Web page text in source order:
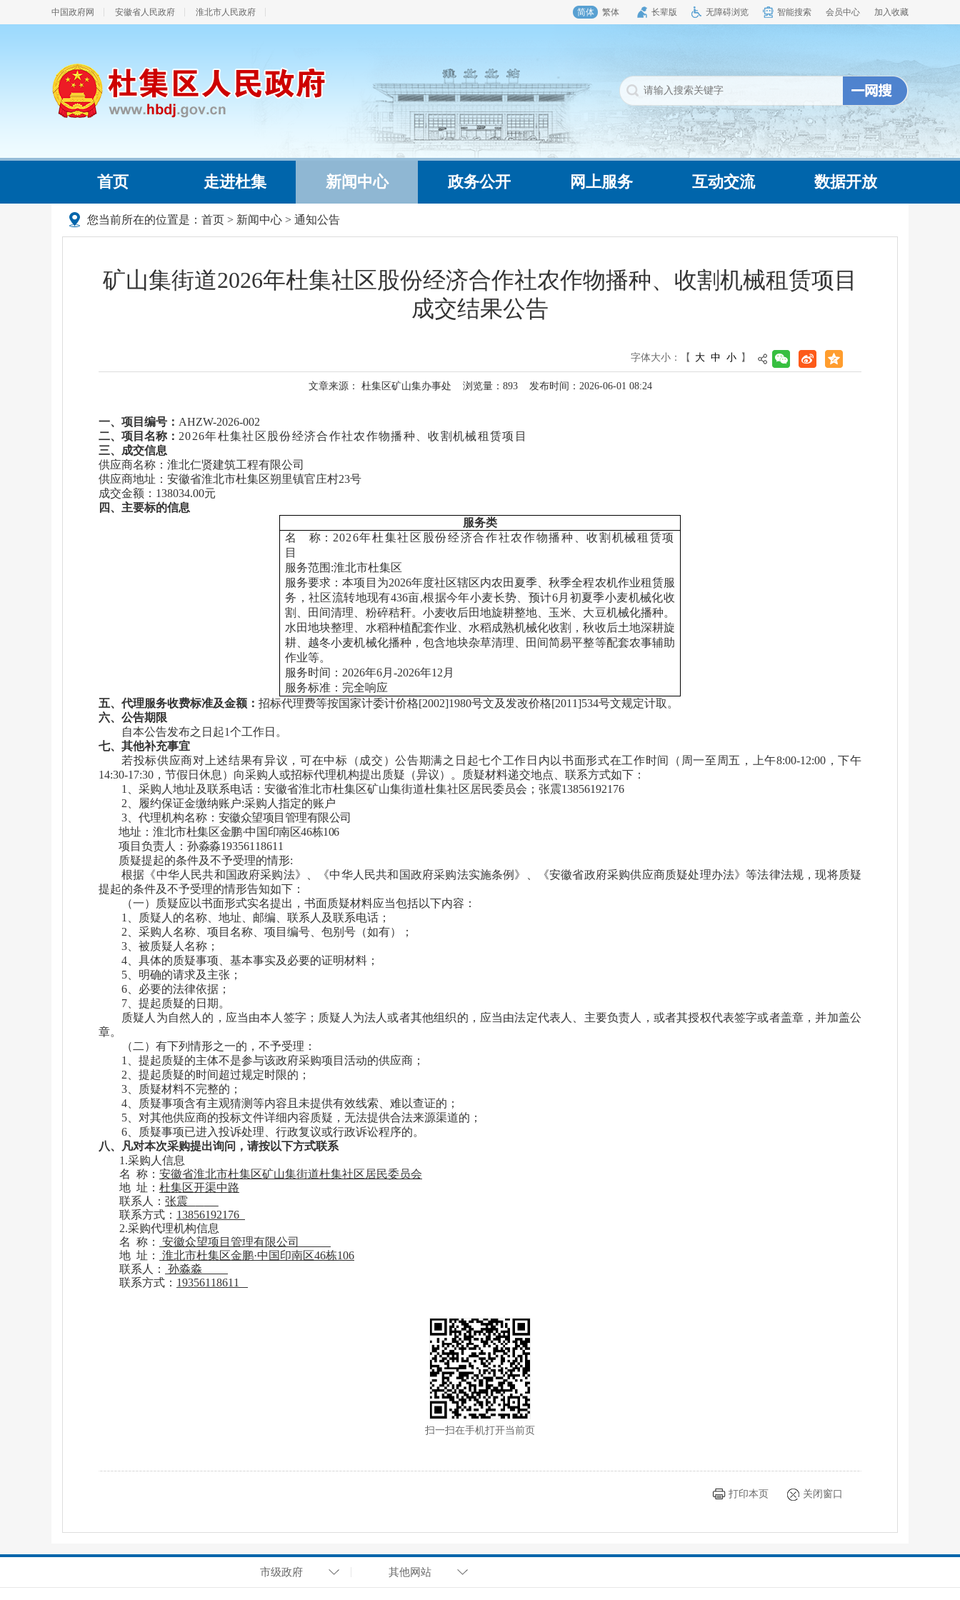
中国政府网 安徽省人民政府 淮北市人民政府 简体 繁体 长辈版 无障碍浏览 智能搜索 会员中心 加入收藏
首页 走进杜集 新闻中心 政务公开 网上服务 互动交流 数据开放
您当前所在的位置是： 首页 > 新闻中心 > 通知公告
矿山集街道2026年杜集社区股份经济合作社农作物播种、收割机械租赁项目
成交结果公告
字体大小： 【 大 中 小 】
文章来源： 杜集区矿山集办事处 浏览量： 893 发布时间：2026-06-01 08:24
一、 项目编号： AHZW-2026-002
二、 项目名称： 2026年杜集社区股份经济合作社农作物播种、收割机械租赁项目
三、成交信息
供应商名称：淮北仁贤建筑工程有限公司
供应商地址：安徽省淮北市杜集区朔里镇官庄村23号
成交金额：138034.00元
四、主要标的信息
服务类
名
称： 2026年杜集社区股份经济合作社农作物播种、收割机械租赁项
目
服务范围:淮北市杜集区
服务要求 ：本项目为2026年度社区辖区内农田夏季、秋季全程农机作业租赁服
务，社区流转地现有436亩,根据今年小麦长势、预计6月初夏季小麦机械化收
割、田间清理、粉碎秸秆。 小麦收后田地旋耕整地、玉米、大豆机械化播种。
水田地块整理、水稻种植配套作业、水稻成熟机械化收割 ，秋收后土地深耕旋
耕、越冬小麦机械化播种 ， 包含地块杂草清理、田间简易平整等配套农事辅助
作业等。
服务时间 ： 2026年6月-2026年12月
服务标准：完全响应
五、代理服务收费标准及金额： 招标代理费等按国家计委计价格[2002]1980号文及发改价格[2011]534号文规定计取 。
六、公告期限
自本公告发布之日起1个工作日。
七、其他补充事宜
若投标供应商对上述结果有异议，可在中标（成交）公告期满之日起七个工作日内以书面形式在工作时间（周一至周五，上午8:00-12:00，下午
14:30-17:30，节假日休息）向采购人或招标代理机构提出质疑（异议）。质疑材料递交地点、联系方式如下：
1、 采购人地址及联系电话： 安徽省淮北市杜集区矿山集街道杜集社区居民委员会 ； 张震13856192176
2、履约保证金缴纳账户:采购人指定的账户
3、 代理机构名称： 安徽众望项目管理有限公司
地址： 淮北市杜集区金鹏·中国印南区46栋106
项目负责人： 孙淼淼19356118611
质疑提起的条件及不予受理的情形:
根据《中华人民共和国政府采购法》、《中华人民共和国政府采购法实施条例》、《安徽省政府采购供应商质疑处理办法》等法律法规，现将质疑
提起的条件及不予受理的情形告知如下：
（一）质疑应以书面形式实名提出，书面质疑材料应当包括以下内容：
1、质疑人的名称、地址、邮编、联系人及联系电话；
2、采购人名称、项目名称、项目编号、包别号（如有）；
3、被质疑人名称；
4、具体的质疑事项、基本事实及必要的证明材料；
5、明确的请求及主张；
6、必要的法律依据；
7、提起质疑的日期。
质疑人为自然人的，应当由本人签字；质疑人为法人或者其他组织的，应当由法定代表人、主要负责人，或者其授权代表签字或者盖章，并加盖公
章。
（二）有下列情形之一的，不予受理：
1、提起质疑的主体不是参与该政府采购项目活动的供应商；
2、提起质疑的时间超过规定时限的；
3、质疑材料不完整的；
4、质疑事项含有主观猜测等内容且未提供有效线索、难以查证的；
5、对其他供应商的投标文件详细内容质疑，无法提供合法来源渠道的；
6、质疑事项已进入投诉处理、行政复议或行政诉讼程序的。
八、凡对本次采购提出询问，请按以下方式联系
1.采购人信息
名 称 ： 安徽省淮北市杜集区矿山集街道杜集社区居民委员会
地 址： 杜集区开渠中路
联系人： 张震
联系方式 ： 13856192176
2.采购代理机构信息
名 称 ：
安徽众望项目管理有限公司
地 址：
淮北市杜集区金鹏·中国印南区46栋106
联系人：
孙淼淼
联系方式 ： 19356118611
扫一扫在手机打开当前页
打印本页 关闭窗口
市级政府 其他网站